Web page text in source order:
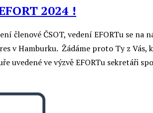
2024 !
členové ČSOT, vedení EFORTu se
v Hamburku. Žádáme proto Ty z
uvedené ve výzvě EFORTu sekretáři